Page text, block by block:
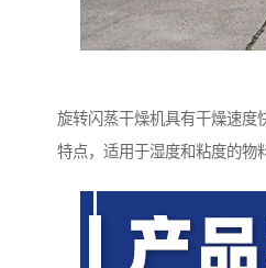
旋转闪蒸干燥机具有干燥速度
特点，适用于湿度和粘度的物